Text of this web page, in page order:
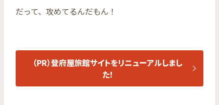
だって、攻めてるんだもん！
（PR）登府屋旅館サイトをリニューアルしまし
た！